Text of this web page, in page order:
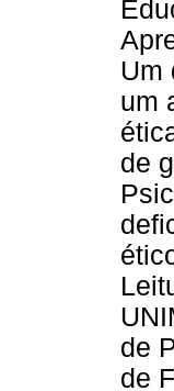
Um
um
de
de
de